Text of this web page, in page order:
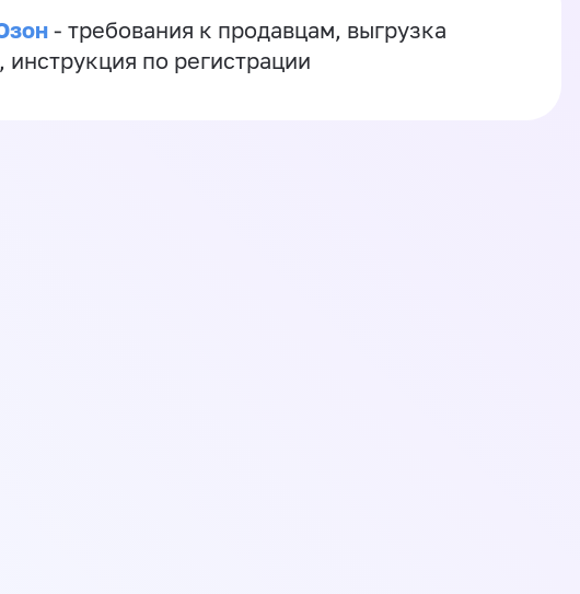
- требования к продавцам, выгрузка
по регистрации